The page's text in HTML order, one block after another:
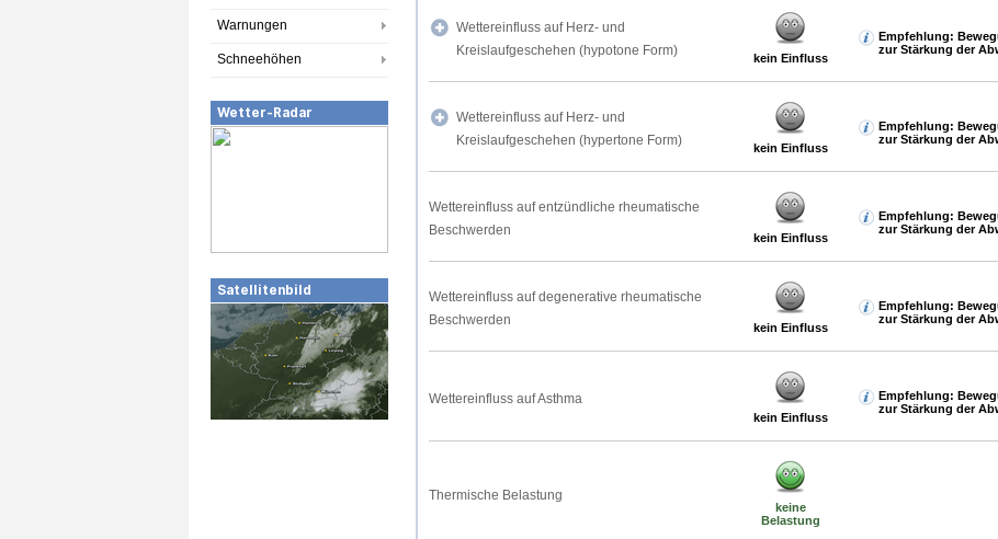
Warnungen
Schneehöhen
Wetter-Radar
Satellitenbild
Wettereinfluss auf Herz- und
Kreislaufgeschehen (hypotone Form)
kein Einfluss
Empfehlung:
zur Stärkung der
Wettereinfluss auf Herz- und
Kreislaufgeschehen (hypertone Form)
kein Einfluss
Empfehlung:
zur Stärkung der
Wettereinfluss auf entzündliche rheumatische
Beschwerden
kein Einfluss
Empfehlung:
zur Stärkung der
Wettereinfluss auf degenerative rheumatische
Beschwerden
kein Einfluss
Empfehlung:
zur Stärkung der
Wettereinfluss auf Asthma
kein Einfluss
Empfehlung:
zur Stärkung der
Thermische Belastung
keine
Belastung